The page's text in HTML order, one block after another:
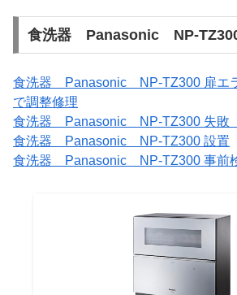
食洗器 Panasonic NP-
食洗器 Panasonic NP-TZ300 扉エ
で調整修理
食洗器 Panasonic NP-TZ300 失敗
食洗器 Panasonic NP-TZ300 設置
食洗器 Panasonic NP-TZ300 事前